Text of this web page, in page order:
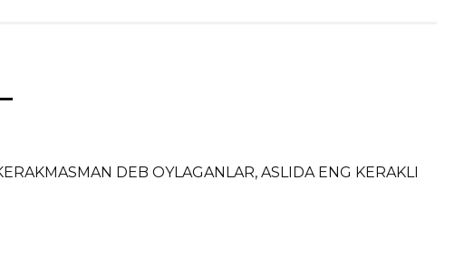
DEB OYLAGANLAR, ASLIDA ENG KERAKLI